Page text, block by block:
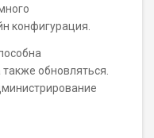
конфигурация.
обновляться.